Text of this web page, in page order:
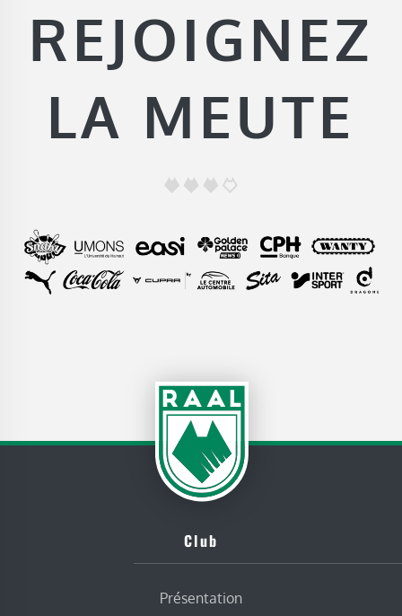
REJOIGNEZ
LA MEUTE
Club
Présentation